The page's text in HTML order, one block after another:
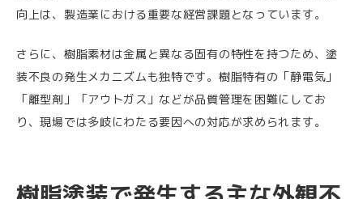
向上は、製造業における重要な経営課題となっています。
さらに、樹脂素材は金属と異なる固有の特性を持つため、塗
装不良の発生メカニズムも独特です。樹脂特有の「静電気」
「離型剤」「アウトガス」などが品質管理を困難にしてお
り、現場では多岐にわたる要因への対応が求められます。